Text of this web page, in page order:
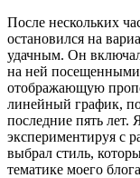
После нескольких
остановился на
удачным. Он
на ней
отображающую
линейный график,
последние пять лет.
экспериментируя с
выбрал стиль,
тематике моего